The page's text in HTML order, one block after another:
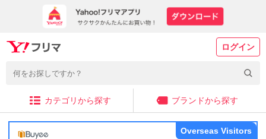
ログイン
カテゴリから探す ブランドから探す
Overseas Visitors